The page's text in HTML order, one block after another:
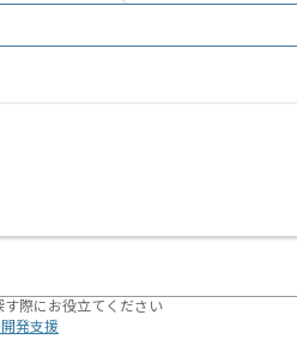
際にお役立てください
発支援